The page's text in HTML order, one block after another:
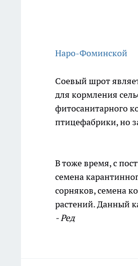
Наро-Фоминской
Соевый шрот
для кормления
фитосанитарного
птицефабрики, но
В тоже время, с
семена
сорняков, семена
растений. Данный
- Ред